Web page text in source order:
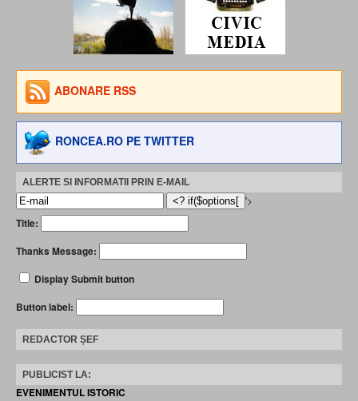
ABONARE RSS
RONCEA.RO PE TWITTER
ALERTE SI INFORMATII PRIN E-MAIL
'>
Title:
Thanks Message:
Display Submit button
Button label:
REDACTOR ȘEF
PUBLICIST LA:
EVENIMENTUL ISTORIC